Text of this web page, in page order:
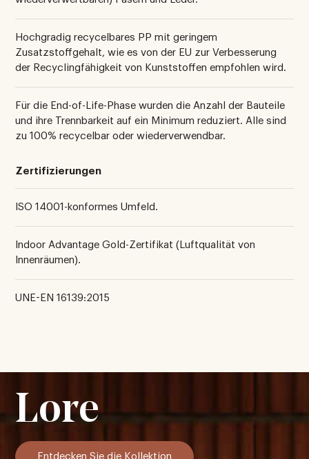
Hochgradig recycelbares PP mit geringem
Zusatzstoffgehalt, wie es von der EU zur Verbesserung
der Recyclingfähigkeit von Kunststoffen empfohlen wird.
Für die End-of-Life-Phase wurden die Anzahl der Bauteile
und ihre Trennbarkeit auf ein Minimum reduziert. Alle sind
zu 100% recycelbar oder wiederverwendbar.
Zertifizierungen
ISO 14001-konformes Umfeld.
Indoor Advantage Gold-Zertifikat (Luftqualität von
Innenräumen).
UNE-EN 16139:2015
Lore
Entdecken Sie die Kollektion